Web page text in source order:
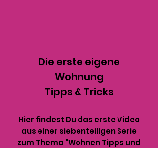
Die erste eigene
Wohnung
Tipps & Tricks
Hier findest Du das erste Video
aus einer siebenteiligen Serie
zum Thema "Wohnen Tipps und